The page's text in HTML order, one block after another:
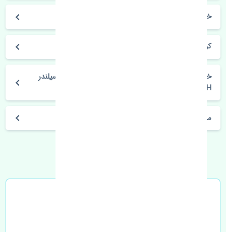
خودروسازی سانگ یانگ
کوراندو قدیم 4 سیلندر
خرید پمپ هیدرولیک سانگ یانگ کوراندو قدیم 4 سیلندر
BOSCH آلمان
مشخصات فنی اتومبیل